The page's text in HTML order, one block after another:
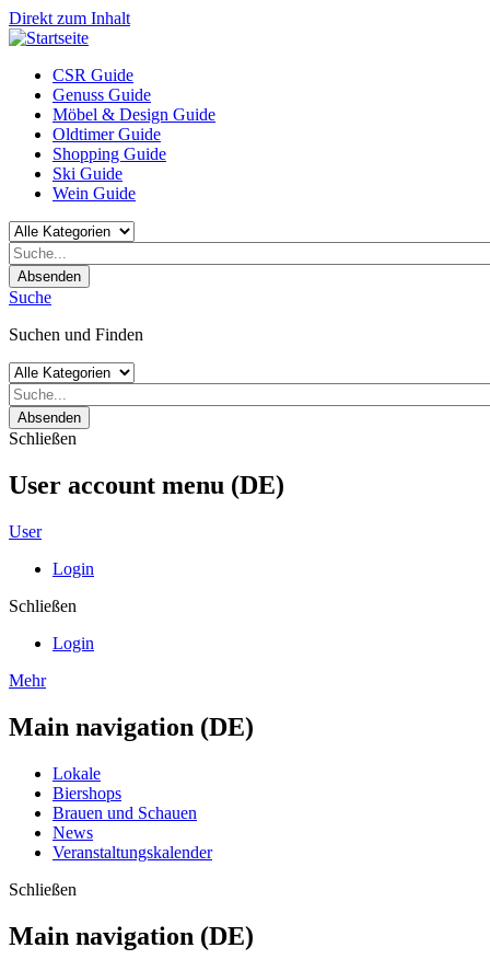
Direkt zum Inhalt
CSR Guide
Genuss Guide
Möbel & Design Guide
Oldtimer Guide
Shopping Guide
Ski Guide
Wein Guide
Absenden
Suche
Suchen und Finden
Absenden
Schließen
User account menu (DE)
User
Login
Schließen
Login
Mehr
Main navigation (DE)
Lokale
Biershops
Brauen und Schauen
News
Veranstaltungskalender
Schließen
Main navigation (DE)